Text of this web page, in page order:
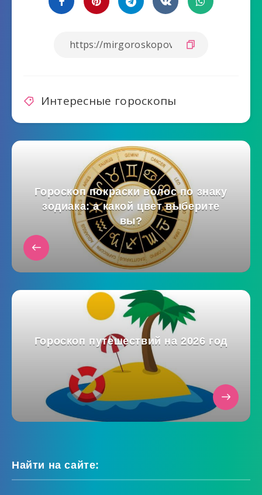
Интересные гороскопы
Гороскоп покраски волос по знаку
зодиака: а какой цвет выберите
вы?
Гороскоп путешествий на 2026 год
Найти на сайте: